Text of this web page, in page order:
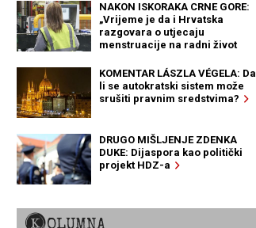
NAKON ISKORAKA CRNE GORE:
„Vrijeme je da i Hrvatska
razgovara o utjecaju
menstruacije na radni život
KOMENTAR LÁSZLA VÉGELA: Da
li se autokratski sistem može
srušiti pravnim sredstvima?
DRUGO MIŠLJENJE ZDENKA
DUKE: Dijaspora kao politički
projekt HDZ-a